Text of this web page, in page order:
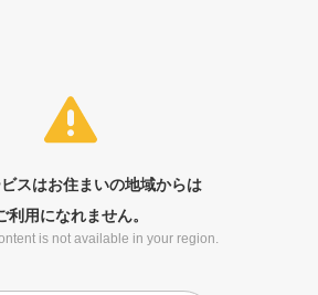
スはお住まいの地域からは
利用になれません。
is not available in your region.